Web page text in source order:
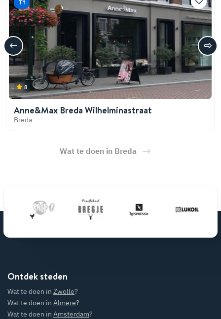
8
Anne&Max Breda Wilhelminastraat
Breda
Wat te doen in Breda
Ontdek steden
Wat te doen in Zwolle?
Wat te doen in Almere?
Wat te doen in Amsterdam?